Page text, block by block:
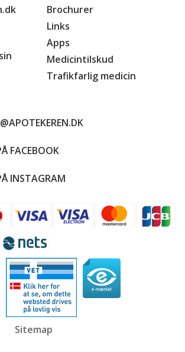
Brochurer
Links
Apps
Medicintilskud
Trafikfarlig medicin
FACEBOOK
INSTAGRAM
Sitemap